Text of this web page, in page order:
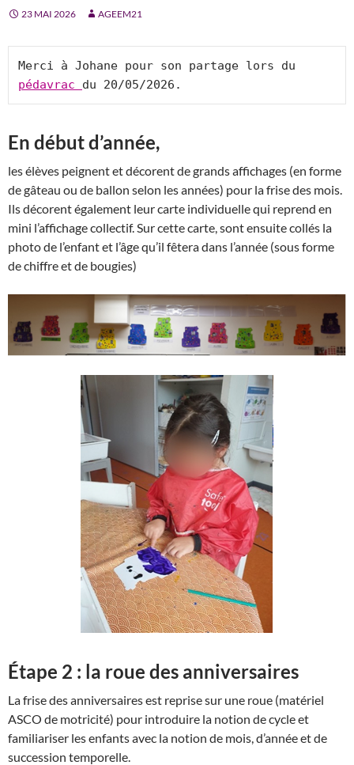
23 MAI 2026 AGEEM21
pédavrac du 20/05/2026.
En début d’année,
les élèves peignent et décorent de grands affichages (en forme
de gâteau ou de ballon selon les années) pour la frise des mois.
Ils décorent également leur carte individuelle qui reprend en
mini l’affichage collectif. Sur cette carte, sont ensuite collés la
photo de l’enfant et l’âge qu’il fêtera dans l’année (sous forme
de chiffre et de bougies)
Étape 2 : la roue des anniversaires
La frise des anniversaires est reprise sur une roue (matériel
ASCO de motricité) pour introduire la notion de cycle et
familiariser les enfants avec la notion de mois, d’année et de
succession temporelle.